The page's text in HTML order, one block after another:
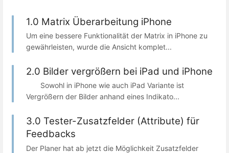
1.0 Matrix Überarbeitung iPhone
Um eine bessere Funktionalität der Matrix in iPhone zu
gewährleisten, wurde die Ansicht komplet...
2.0 Bilder vergrößern bei iPad und iPhone
Sowohl in iPhone wie auch iPad Variante ist
Vergrößern der Bilder anhand eines Indikato...
3.0 Tester-Zusatzfelder (Attribute) für
Feedbacks
Der Planer hat ab jetzt die Möglichkeit Zusatzfelder